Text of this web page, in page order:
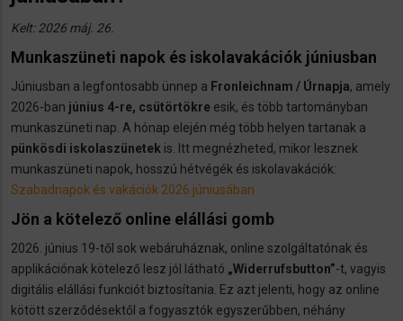
Kelt: 2026 máj. 26.
Munkaszüneti napok és iskolavakációk júniusban
Júniusban a legfontosabb ünnep a Fronleichnam / Úrnapja, amely
2026-ban június 4-re, csütörtökre esik, és több tartományban
munkaszüneti nap. A hónap elején még több helyen tartanak a
pünkösdi iskolaszünetek is. Itt megnézheted, mikor lesznek
munkaszüneti napok, hosszú hétvégék és iskolavakációk:
Szabadnapok és vakációk 2026 júniusában
Jön a kötelező online elállási gomb
2026. június 19-től sok webáruháznak, online szolgáltatónak és
applikációnak kötelező lesz jól látható „Widerrufsbutton”-t, vagyis
digitális elállási funkciót biztosítania. Ez azt jelenti, hogy az online
kötött szerződésektől a fogyasztók egyszerűbben, néhány